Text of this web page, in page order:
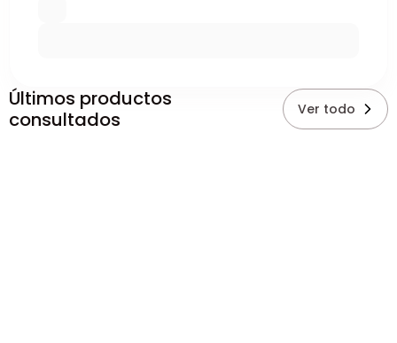
Últimos productos
consultados
Ver todo